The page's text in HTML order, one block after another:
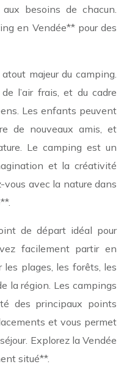
besoins de chacun.
en Vendée** pour des
majeur du camping.
l’air frais, et du cadre
Les enfants peuvent
de nouveaux amis, et
Le camping est un
et la créativité
vous avec la nature dans
de départ idéal pour
facilement partir en
les plages, les forêts, les
la région. Les campings
des principaux points
et vous permet
Explorez la Vendée
situé**.